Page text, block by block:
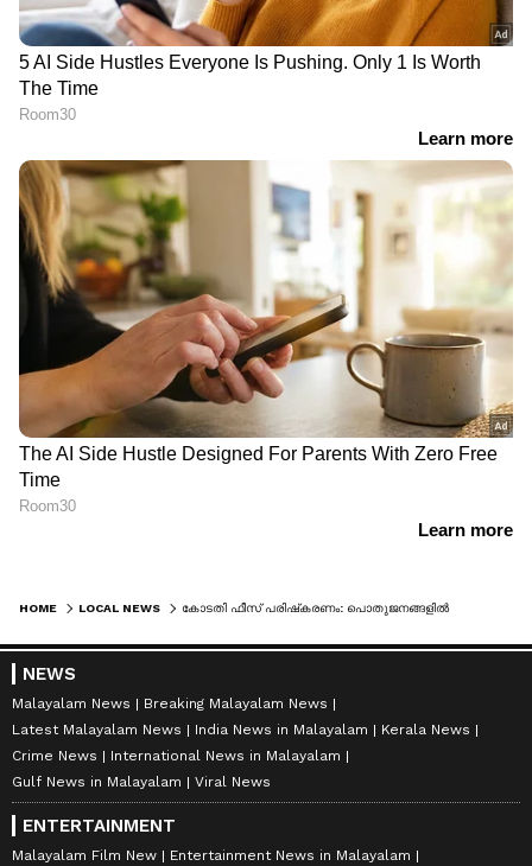
HOME LOCAL NEWS
NEWS
Malayalam News
Breaking Malayalam News
Latest Malayalam News
India News in Malayalam
Kerala News
Crime News
International News in Malayalam
Gulf News in Malayalam
Viral News
ENTERTAINMENT
Malayalam Film New
Entertainment News in Malayalam